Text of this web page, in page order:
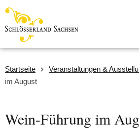
Startseite Veranstaltungen &
im August
Wein-Führung im